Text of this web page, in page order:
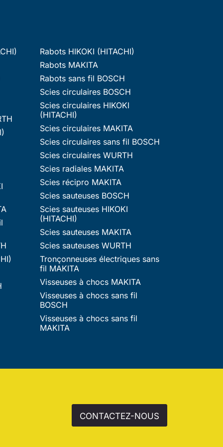
Rabots HIKOKI (HITACHI)
Rabots MAKITA
Rabots sans fil BOSCH
Scies circulaires BOSCH
Scies circulaires HIKOKI
(HITACHI)
Scies circulaires MAKITA
Scies circulaires sans fil BOSCH
Scies circulaires WURTH
Scies radiales MAKITA
Scies récipro MAKITA
Scies sauteuses BOSCH
Scies sauteuses HIKOKI
(HITACHI)
Scies sauteuses MAKITA
Scies sauteuses WURTH
Tronçonneuses électriques sans
fil MAKITA
Visseuses à chocs MAKITA
Visseuses à chocs sans fil
BOSCH
Visseuses à chocs sans fil
MAKITA
CONTACTEZ-NOUS